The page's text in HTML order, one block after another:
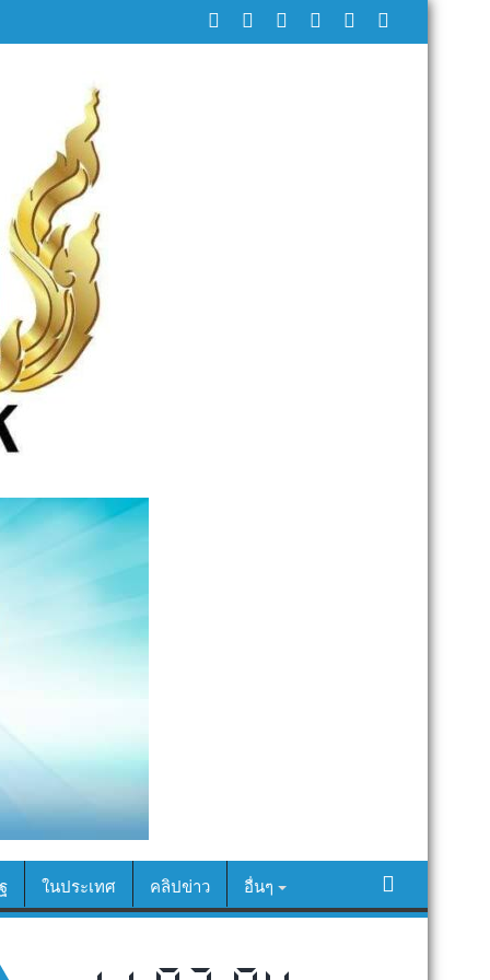
ในประเทศ คลิปข่าว อื่นๆ